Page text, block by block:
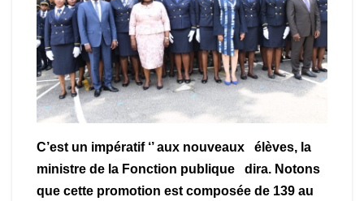
C’est un impératif ‘’ aux nouveaux élèves, la
ministre de la Fonction publique dira. Notons
que cette promotion est composée de 139 au